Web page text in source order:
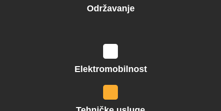
Održavanje
Elektromobilnost